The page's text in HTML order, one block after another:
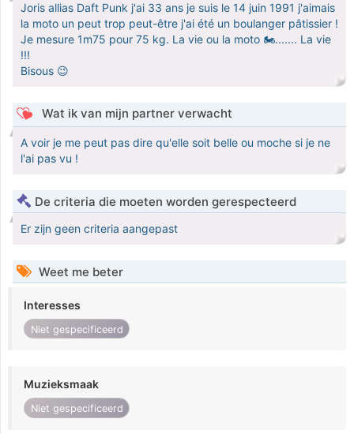
Joris allias Daft Punk j'ai 33 ans je suis le 14 juin 1991 j'aimais
la moto un peut trop peut-être j'ai été un boulanger pâtissier !
Je mesure 1m75 pour 75 kg. La vie ou la moto 🏍....... La vie
!!!
Bisous 😉
Wat ik van mijn partner verwacht
A voir je me peut pas dire qu'elle soit belle ou moche si je ne
l'ai pas vu !
De criteria die moeten worden gerespecteerd
Er zijn geen criteria aangepast
Weet me beter
Interesses
Niet gespecificeerd
Muzieksmaak
Niet gespecificeerd